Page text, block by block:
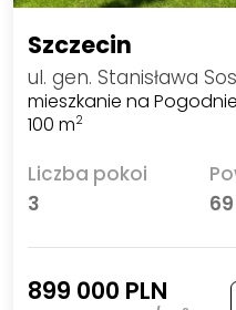
Szczecin
ul. gen. Stanisława
mieszkanie na
100 m2
Liczba pokoi
3
69
899 000 PLN